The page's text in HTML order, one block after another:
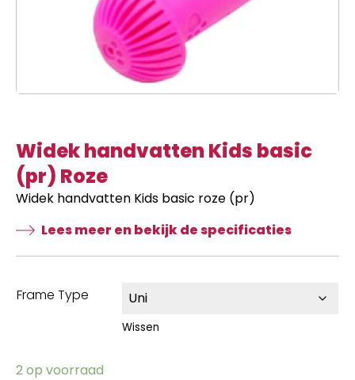
Widek handvatten Kids basic
(pr) Roze
Widek handvatten Kids basic roze (pr)
Lees meer en bekijk de specificaties
Frame Type
Wissen
2 op voorraad